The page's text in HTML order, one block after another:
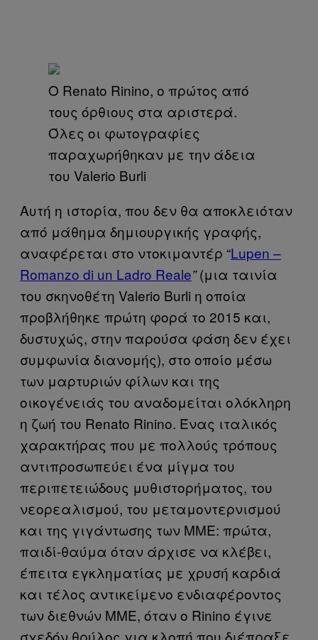
Ο Renato Rinino, ο πρώτος από
τους όρθιους στα αριστερά.
Όλες οι φωτογραφίες
παραχωρήθηκαν με την άδεια
του Valerio Burli
Αυτή η ιστορία, που δεν θα αποκλειόταν
από μάθημα δημιουργικής γραφής,
αναφέρεται στο ντοκιμαντέρ “Lupen –
Romanzo di un Ladro Reale”(μια ταινία
του σκηνοθέτη Valerio Burli η οποία
προβλήθηκε πρώτη φορά το 2015 και,
δυστυχώς, στην παρούσα φάση δεν έχει
συμφωνία διανομής), στο οποίο μέσω
των μαρτυριών φίλων και της
οικογένειάς του αναδομείται ολόκληρη
η ζωή του Renato Rinino. Ένας ιταλικός
χαρακτήρας που με πολλούς τρόπους
αντιπροσωπεύει ένα μίγμα του
περιπετειώδους μυθιστορήματος, του
νεορεαλισμού, του μεταμοντερνισμού
και της γιγάντωσης των ΜΜΕ: πρώτα,
παιδί-θαύμα όταν άρχισε να κλέβει,
έπειτα εγκληματίας με χρυσή καρδιά
και τέλος αντικείμενο ενδιαφέροντος
των διεθνών ΜΜΕ, όταν ο Rinino έγινε
σχεδόν θρύλος για κλοπή που διέπραξε